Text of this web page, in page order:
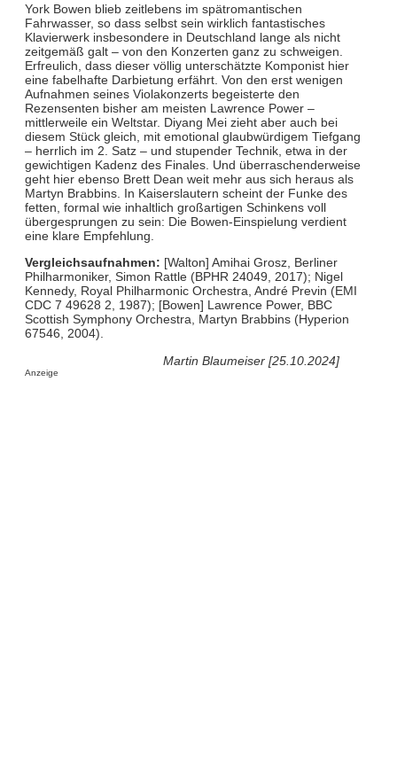
York Bowen blieb zeitlebens im spätromantischen
Fahrwasser, so dass selbst sein wirklich fantastisches
Klavierwerk insbesondere in Deutschland lange als nicht
zeitgemäß galt – von den Konzerten ganz zu schweigen.
Erfreulich, dass dieser völlig unterschätzte Komponist hier
eine fabelhafte Darbietung erfährt. Von den erst wenigen
Aufnahmen seines Violakonzerts begeisterte den
Rezensenten bisher am meisten Lawrence Power –
mittlerweile ein Weltstar. Diyang Mei zieht aber auch bei
diesem Stück gleich, mit emotional glaubwürdigem Tiefgang
– herrlich im 2. Satz – und stupender Technik, etwa in der
gewichtigen Kadenz des Finales. Und überraschenderweise
geht hier ebenso Brett Dean weit mehr aus sich heraus als
Martyn Brabbins. In Kaiserslautern scheint der Funke des
fetten, formal wie inhaltlich großartigen Schinkens voll
übergesprungen zu sein: Die Bowen-Einspielung verdient
eine klare Empfehlung.
Vergleichsaufnahmen: [Walton] Amihai Grosz, Berliner
Philharmoniker, Simon Rattle (BPHR 24049, 2017); Nigel
Kennedy, Royal Philharmonic Orchestra, André Previn (EMI
CDC 7 49628 2, 1987); [Bowen] Lawrence Power, BBC
Scottish Symphony Orchestra, Martyn Brabbins (Hyperion
67546, 2004).
Martin Blaumeiser [25.10.2024]
Anzeige